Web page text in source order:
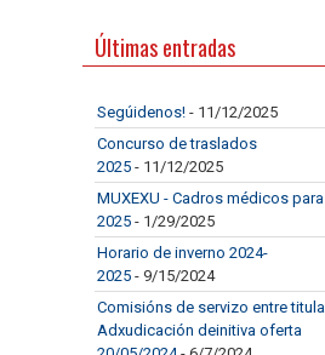
Últimas entradas
Segúidenos! - 11/12/2025
Concurso de traslados
2025 - 11/12/2025
MUXEXU - Cadros médicos
2025 - 1/29/2025
Horario de inverno 2024-
2025 - 9/15/2024
Comisións de servizo entre
Adxudicación deinitiva oferta